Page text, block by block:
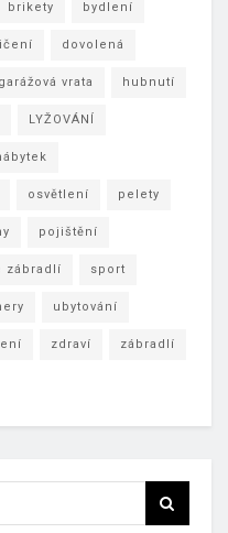
brikety bydlení
dovolená
garážová vrata hubnutí
LYŽOVÁNÍ
osvětlení pelety
pojištění
zábradlí sport
ubytování
zdraví zábradlí